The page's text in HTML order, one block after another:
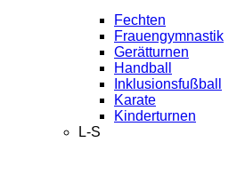
Fechten
Frauengymnastik
Gerätturnen
Handball
Inklusionsfußball
Karate
Kinderturnen
L-S